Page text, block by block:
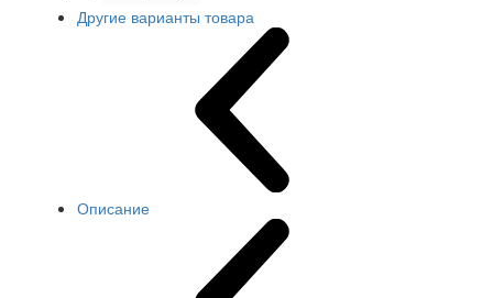
Другие варианты товара
Описание